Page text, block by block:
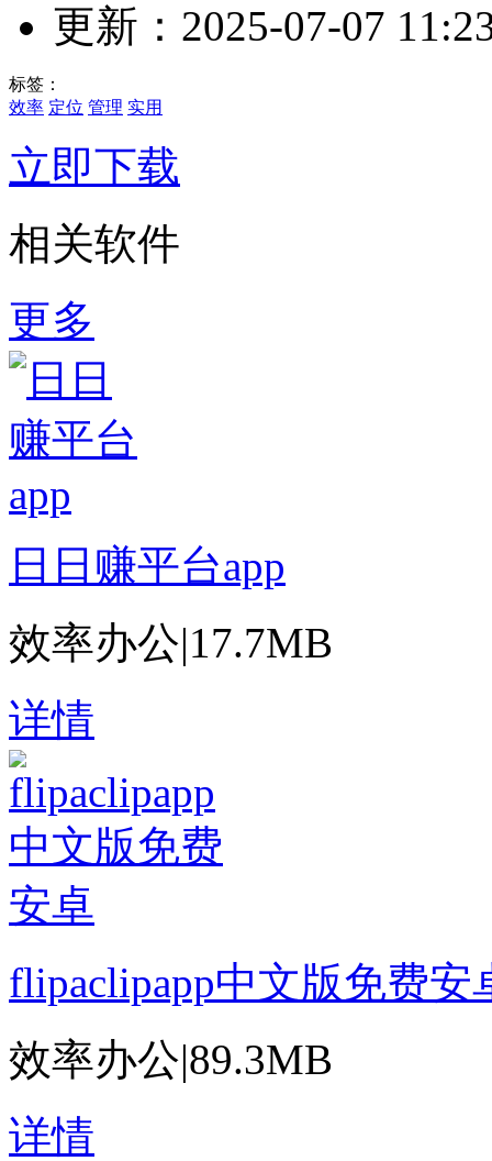
更新：2025-07-07
标签：
效率 定位 管理 实用
立即下载
相关软件
更多
日日赚平台app
效率办公|17.7MB
详情
flipaclipapp中文版免费安
效率办公|89.3MB
详情